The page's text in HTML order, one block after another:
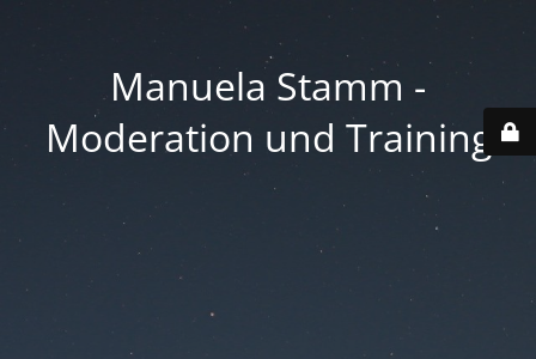
Manuela Stamm -
Moderation und Training